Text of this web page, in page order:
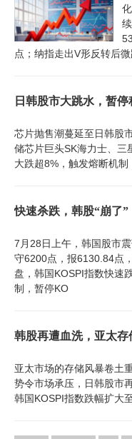
点；纳指走出V形反转后
日韩股市大跳水，暂
芯片抛售潮蔓延至日韩股
储芯片巨头SK海力士、三
大跌超8%，触发熔断机
快速杀跌，韩股“崩了”
7月28日上午，韩国股市
守6200点，报6130.84点
盘，韩国KOSPI指数快速
制，暂停KO
韩股再遭血洗，亚太
亚太市场的存储风暴卷土
势令市场承压，日韩股市
韩国KOSPI指数跌幅扩大